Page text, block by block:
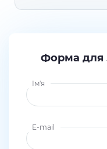
Форма для
Ім'я
E-mail